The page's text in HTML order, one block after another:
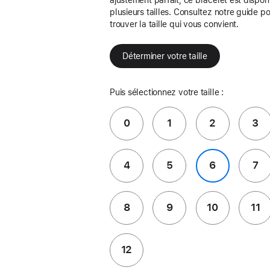
plusieurs tailles. Consultez notre guide
trouver la taille qui vous convient.
Déterminer votre taille
Puis sélectionnez votre taille :
0 1 2 3
4 5 6 7
8 9 10 11
12